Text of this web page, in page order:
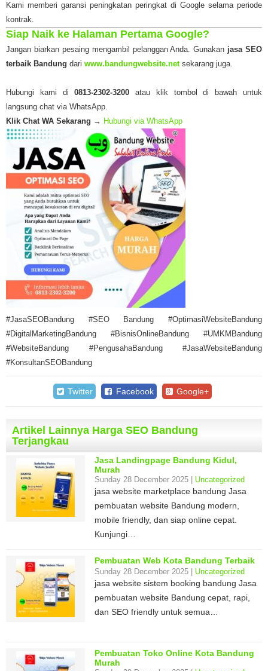
Kami memberi garansi peningkatan peringkat di Google selama periode
kontrak.
Siap Naik ke Halaman Pertama Google?
Jangan biarkan pesaing mengambil pelanggan Anda. Gunakan jasa SEO
terbaik Bandung dari www.bandungwebsite.netsekarang juga.
Hubungi kami di0813-2302-3200 atau klik tombol di bawah untuk
langsung chat via WhatsApp.
Klik Chat WA Sekarang → Hubungi via WhatsApp
#JasaSEOBandung #SEO Bandung #OptimasiWebsiteBandung
#DigitalMarketingBandung #BisnisOnlineBandung #UMKMBandung
#WebsiteBandung #PengusahaBandung #JasaWebsiteBandung
#KonsultanSEOBandung
Twitter Facebook Google+
Artikel Lainnya Harga SEO Bandung
Terjangkau
Jasa Landingpage Bandung Kidul,
Murah
Sunday 28 December 2025 | Uncategorized
jasa website marketplace bandung Jasa
pembuatan website Bandung modern,
mobile friendly, dan siap online cepat.
Kunjungi…
Pembuatan Web Kota Bandung Terbaik
Sunday 28 December 2025 | Uncategorized
jasa website sistem booking bandung Jasa
pembuatan website Bandung cepat, rapi,
dan SEO friendly untuk semua…
Pembuatan Toko Online Kota Bandung
Murah